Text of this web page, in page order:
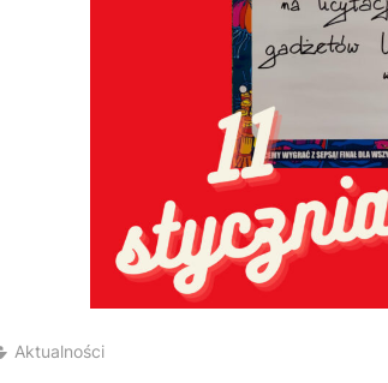
Aktualności